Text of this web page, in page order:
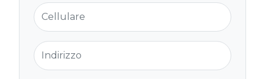
Cellulare
Indirizzo